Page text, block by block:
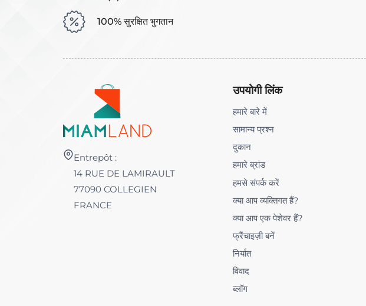
100% सुरक्षित भुगतान
Entrepôt :
14 RUE DE LAMIRAULT
77090 COLLEGIEN
FRANCE
उपयोगी लिंक
हमारे बारे में
सामान्य प्रश्न
दुकान
हमारे ब्रांड
हमसे संपर्क करें
क्या आप व्यक्तिगत हैं?
क्या आप एक पेशेवर हैं?
फ्रैंचाइज़ी बनें
निर्यात
विवाद
ब्लॉग